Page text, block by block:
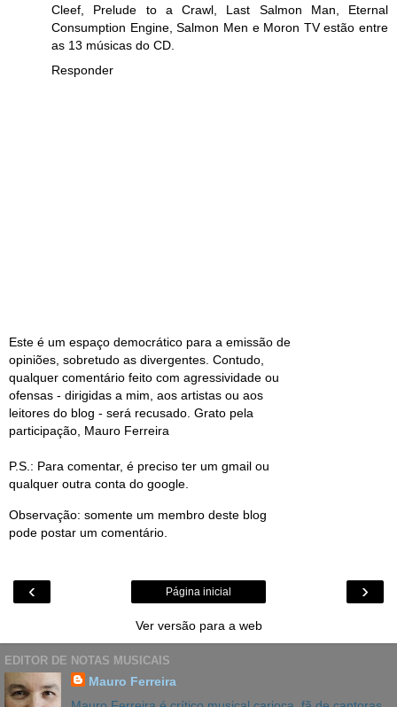
Cleef, Prelude to a Crawl, Last Salmon Man, Eternal
Consumption Engine, Salmon Men e Moron TV estão entre
as 13 músicas do CD.
Responder
Este é um espaço democrático para a emissão de
opiniões, sobretudo as divergentes. Contudo,
qualquer comentário feito com agressividade ou
ofensas - dirigidas a mim, aos artistas ou aos
leitores do blog - será recusado. Grato pela
participação, Mauro Ferreira
P.S.: Para comentar, é preciso ter um gmail ou
qualquer outra conta do google.
Observação: somente um membro deste blog
pode postar um comentário.
‹ ›
Página inicial
Ver versão para a web
EDITOR DE NOTAS MUSICAIS
Mauro Ferreira